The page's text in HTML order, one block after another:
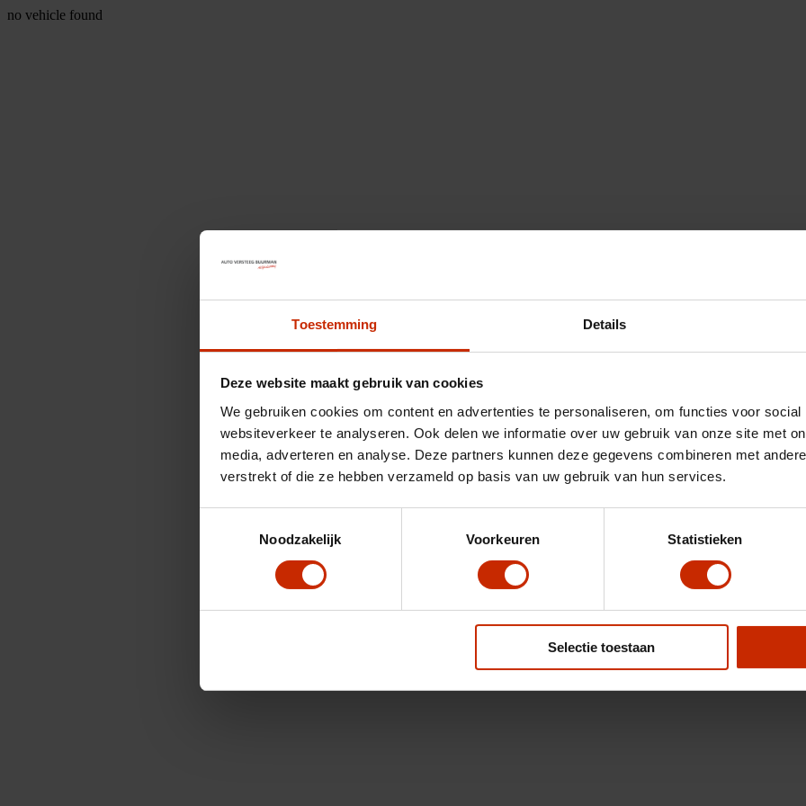
Toestemming Details
Deze website maakt gebruik van cookies
We gebruiken cookies om content en advertenties te personaliseren, om functies voor
websiteverkeer te analyseren. Ook delen we informatie over uw gebruik van onze site met
media, adverteren en analyse. Deze partners kunnen deze gegevens combineren met
verstrekt of die ze hebben verzameld op basis van uw gebruik van hun services.
Noodzakelijk
Voorkeuren Statistieken
Selectie toestaan
no vehicle found